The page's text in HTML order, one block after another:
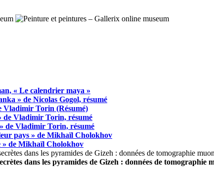
« Le calendrier maya »
» de Nicolas Gogol, résumé
Vladimir Torin (Résumé)
de Vladimir Torin, résumé
de Vladimir Torin, résumé
pays » de Mikhaïl Cholokhov
» de Mikhaïl Cholokhov
dans les pyramides de Gizeh : données de tomographie